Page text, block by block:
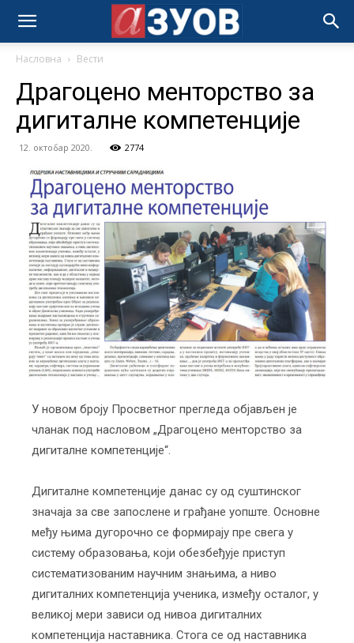
Насловна Вести
Драгоцено менторство за
дигиталне компетенције
12. октобар 2020. 2774
У новом броју Просветног прегледа објављен је
чланак под насловом „Драгоцено менторство за
дигиталне компетенције“.
Дигиталне компетенције данас су од суштинског
значаја за све запослене и грађане уопште. Основне
међу њима дугорочно се формирају пре свега у
систему образовања, који обезбеђује приступ
систематизованим научним знањима, а ниво
дигиталних компетенција ученика, између осталог, у
великој мери зависи од нивоа дигиталних
компетенција наставника. Стога се од наставника